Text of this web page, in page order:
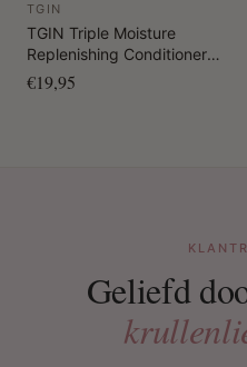
TGIN
TGIN Triple Moisture
Replenishing Conditioner
384 ml
€19,95
Geliefd